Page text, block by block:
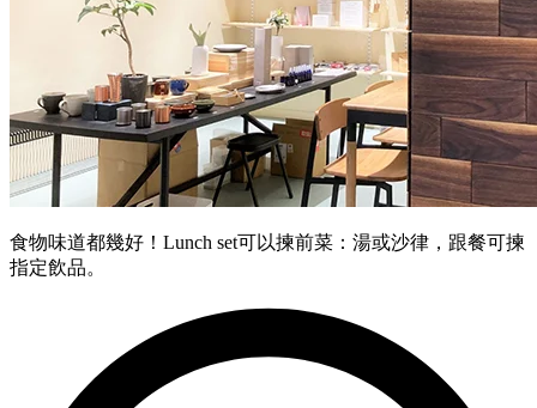
食物味道都幾好！Lunch set可以揀前菜：湯或沙律，跟餐可揀
指定飲品。